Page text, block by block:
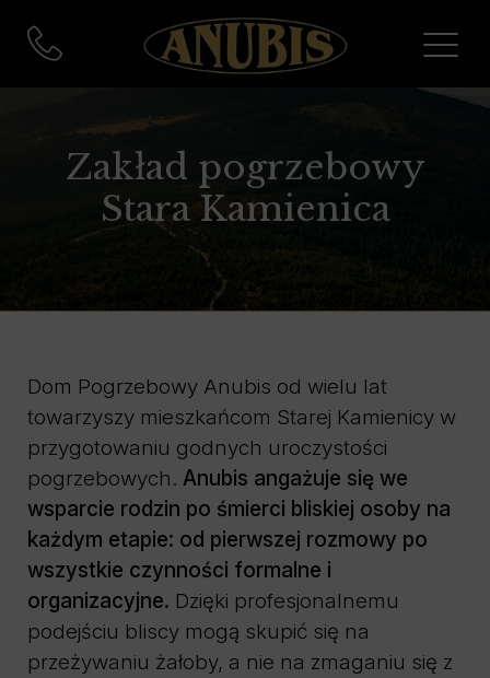
Zakład pogrzebowy
Stara Kamienica
Dom Pogrzebowy Anubis od wielu lat
towarzyszy mieszkańcom Starej Kamienicy w
przygotowaniu godnych uroczystości
pogrzebowych. Anubis angażuje się we
wsparcie rodzin po śmierci bliskiej osoby na
każdym etapie: od pierwszej rozmowy po
wszystkie czynności formalne i
organizacyjne. Dzięki profesjonalnemu
podejściu bliscy mogą skupić się na
przeżywaniu żałoby, a nie na zmaganiu się z